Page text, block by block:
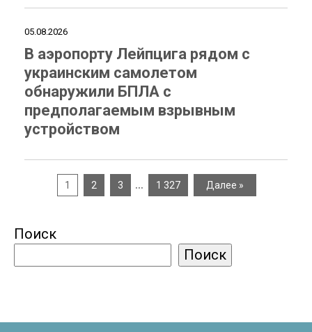
05.08.2026
В аэропорту Лейпцига рядом с
украинским самолетом
обнаружили БПЛА с
предполагаемым взрывным
устройством
1 2 3 … 1 327 Далее »
Поиск
Поиск